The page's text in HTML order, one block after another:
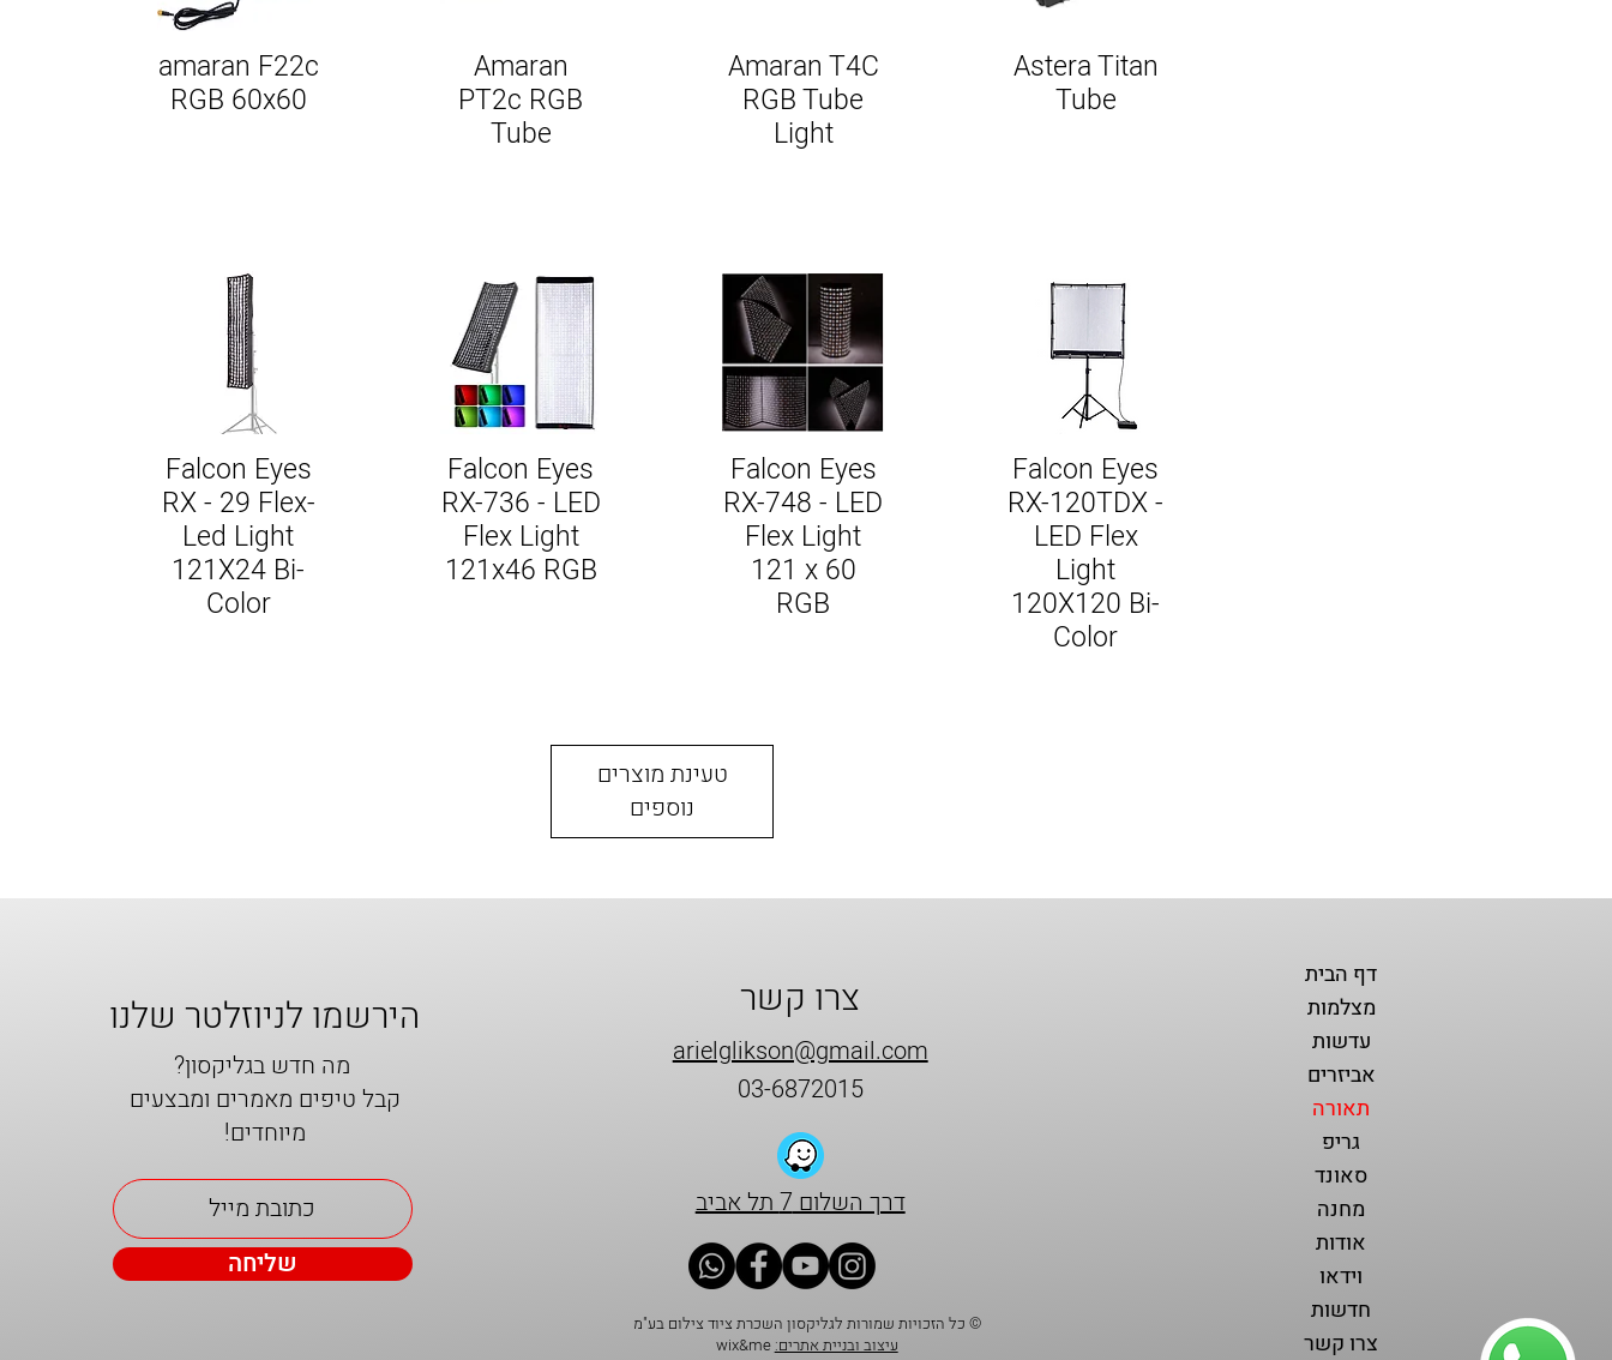
Astera Titan
Tube
Amaran T4C
RGB Tube
Light
Amaran
PT2c RGB
Tube
amaran F22c
RGB 60x60
Falcon Eyes
RX-120TDX -
LED Flex
Light
120X120 Bi-
Color
Falcon Eyes
RX-748 - LED
Flex Light
121 x 60
RGB
Falcon Eyes
RX-736 - LED
Flex Light
121x46 RGB
Falcon Eyes
RX - 29 Flex-
Led Light
121X24 Bi-
Color
טעינת מוצרים
נוספים
הירשמו לניוזלטר שלנו
מה חדש בגליקסון?
קבל טיפים מאמרים ומבצעים
מיוחדים!
שליחה
צרו קשר
arielglikson@gmail.com
03-6872015
דרך השלום 7 תל אביב
© כל הזכויות שמורות לגליקסון השכרת ציוד צילום בע"מ
עיצוב ובניית אתרים: wix&me
דף הבית
מצלמות
עדשות
אביזרים
תאורה
גריפ
סאונד
מחנה
אודות
וידאו
חדשות
צרו קשר